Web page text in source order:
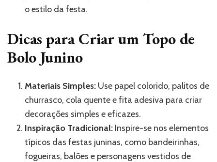
o estilo da festa.
Dicas para Criar um Topo de
Bolo Junino
Materiais Simples: Use papel colorido, palitos de
churrasco, cola quente e fita adesiva para criar
decorações simples e eficazes.
Inspiração Tradicional: Inspire-se nos elementos
típicos das festas juninas, como bandeirinhas,
fogueiras, balões e personagens vestidos de